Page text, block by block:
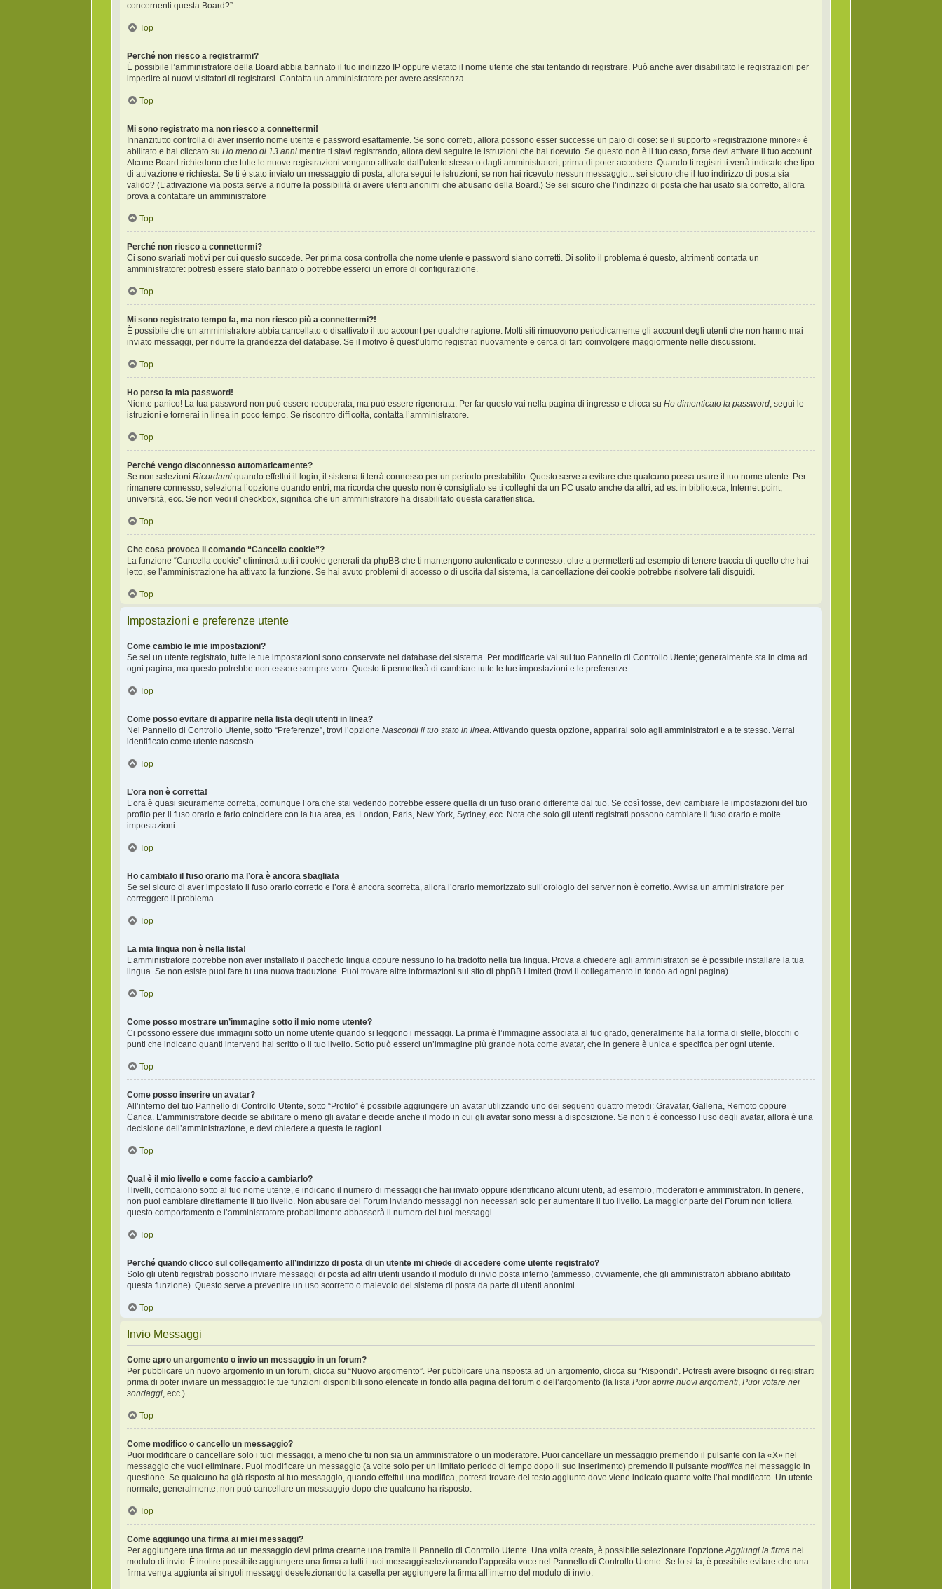
concernenti questa Board?”.
Top
Perché non riesco a registrarmi?
È possibile l’amministratore della Board abbia bannato il tuo indirizzo IP oppure vietato il nome utente che stai tentando di registrare. Può anche aver disabilitato le registrazioni per
impedire ai nuovi visitatori di registrarsi. Contatta un amministratore per avere assistenza.
Top
Mi sono registrato ma non riesco a connettermi!
Innanzitutto controlla di aver inserito nome utente e password esattamente. Se sono corretti, allora possono esser successe un paio di cose: se il supporto «registrazione minore» è
abilitato e hai cliccato su Ho meno di 13 anni mentre ti stavi registrando, allora devi seguire le istruzioni che hai ricevuto. Se questo non è il tuo caso, forse devi attivare il tuo account.
Alcune Board richiedono che tutte le nuove registrazioni vengano attivate dall’utente stesso o dagli amministratori, prima di poter accedere. Quando ti registri ti verrà indicato che tipo
di attivazione è richiesta. Se ti è stato inviato un messaggio di posta, allora segui le istruzioni; se non hai ricevuto nessun messaggio... sei sicuro che il tuo indirizzo di posta sia
valido? (L’attivazione via posta serve a ridurre la possibilità di avere utenti anonimi che abusano della Board.) Se sei sicuro che l’indirizzo di posta che hai usato sia corretto, allora
prova a contattare un amministratore
Top
Perché non riesco a connettermi?
Ci sono svariati motivi per cui questo succede. Per prima cosa controlla che nome utente e password siano corretti. Di solito il problema è questo, altrimenti contatta un
amministratore: potresti essere stato bannato o potrebbe esserci un errore di configurazione.
Top
Mi sono registrato tempo fa, ma non riesco più a connettermi?!
È possibile che un amministratore abbia cancellato o disattivato il tuo account per qualche ragione. Molti siti rimuovono periodicamente gli account degli utenti che non hanno mai
inviato messaggi, per ridurre la grandezza del database. Se il motivo è quest’ultimo registrati nuovamente e cerca di farti coinvolgere maggiormente nelle discussioni.
Top
Ho perso la mia password!
Niente panico! La tua password non può essere recuperata, ma può essere rigenerata. Per far questo vai nella pagina di ingresso e clicca su Ho dimenticato la password, segui le
istruzioni e tornerai in linea in poco tempo. Se riscontro difficoltà, contatta l’amministratore.
Top
Perché vengo disconnesso automaticamente?
Se non selezioni Ricordami quando effettui il login, il sistema ti terrà connesso per un periodo prestabilito. Questo serve a evitare che qualcuno possa usare il tuo nome utente. Per
rimanere connesso, seleziona l’opzione quando entri, ma ricorda che questo non è consigliato se ti colleghi da un PC usato anche da altri, ad es. in biblioteca, Internet point,
università, ecc. Se non vedi il checkbox, significa che un amministratore ha disabilitato questa caratteristica.
Top
Che cosa provoca il comando “Cancella cookie”?
La funzione “Cancella cookie” eliminerà tutti i cookie generati da phpBB che ti mantengono autenticato e connesso, oltre a permetterti ad esempio di tenere traccia di quello che hai
letto, se l’amministrazione ha attivato la funzione. Se hai avuto problemi di accesso o di uscita dal sistema, la cancellazione dei cookie potrebbe risolvere tali disguidi.
Top
Impostazioni e preferenze utente
Come cambio le mie impostazioni?
Se sei un utente registrato, tutte le tue impostazioni sono conservate nel database del sistema. Per modificarle vai sul tuo Pannello di Controllo Utente; generalmente sta in cima ad
ogni pagina, ma questo potrebbe non essere sempre vero. Questo ti permetterà di cambiare tutte le tue impostazioni e le preferenze.
Top
Come posso evitare di apparire nella lista degli utenti in linea?
Nel Pannello di Controllo Utente, sotto “Preferenze”, trovi l’opzione Nascondi il tuo stato in linea. Attivando questa opzione, apparirai solo agli amministratori e a te stesso. Verrai
identificato come utente nascosto.
Top
L’ora non è corretta!
L’ora è quasi sicuramente corretta, comunque l’ora che stai vedendo potrebbe essere quella di un fuso orario differente dal tuo. Se così fosse, devi cambiare le impostazioni del tuo
profilo per il fuso orario e farlo coincidere con la tua area, es. London, Paris, New York, Sydney, ecc. Nota che solo gli utenti registrati possono cambiare il fuso orario e molte
impostazioni.
Top
Ho cambiato il fuso orario ma l’ora è ancora sbagliata
Se sei sicuro di aver impostato il fuso orario corretto e l’ora è ancora scorretta, allora l’orario memorizzato sull’orologio del server non è corretto. Avvisa un amministratore per
correggere il problema.
Top
La mia lingua non è nella lista!
L’amministratore potrebbe non aver installato il pacchetto lingua oppure nessuno lo ha tradotto nella tua lingua. Prova a chiedere agli amministratori se è possibile installare la tua
lingua. Se non esiste puoi fare tu una nuova traduzione. Puoi trovare altre informazioni sul sito di phpBB Limited (trovi il collegamento in fondo ad ogni pagina).
Top
Come posso mostrare un’immagine sotto il mio nome utente?
Ci possono essere due immagini sotto un nome utente quando si leggono i messaggi. La prima è l’immagine associata al tuo grado, generalmente ha la forma di stelle, blocchi o
punti che indicano quanti interventi hai scritto o il tuo livello. Sotto può esserci un’immagine più grande nota come avatar, che in genere è unica e specifica per ogni utente.
Top
Come posso inserire un avatar?
All’interno del tuo Pannello di Controllo Utente, sotto “Profilo” è possibile aggiungere un avatar utilizzando uno dei seguenti quattro metodi: Gravatar, Galleria, Remoto oppure
Carica. L’amministratore decide se abilitare o meno gli avatar e decide anche il modo in cui gli avatar sono messi a disposizione. Se non ti è concesso l’uso degli avatar, allora è una
decisione dell’amministrazione, e devi chiedere a questa le ragioni.
Top
Qual è il mio livello e come faccio a cambiarlo?
I livelli, compaiono sotto al tuo nome utente, e indicano il numero di messaggi che hai inviato oppure identificano alcuni utenti, ad esempio, moderatori e amministratori. In genere,
non puoi cambiare direttamente il tuo livello. Non abusare del Forum inviando messaggi non necessari solo per aumentare il tuo livello. La maggior parte dei Forum non tollera
questo comportamento e l’amministratore probabilmente abbasserà il numero dei tuoi messaggi.
Top
Perché quando clicco sul collegamento all’indirizzo di posta di un utente mi chiede di accedere come utente registrato?
Solo gli utenti registrati possono inviare messaggi di posta ad altri utenti usando il modulo di invio posta interno (ammesso, ovviamente, che gli amministratori abbiano abilitato
questa funzione). Questo serve a prevenire un uso scorretto o malevolo del sistema di posta da parte di utenti anonimi
Top
Invio Messaggi
Come apro un argomento o invio un messaggio in un forum?
Per pubblicare un nuovo argomento in un forum, clicca su “Nuovo argomento”. Per pubblicare una risposta ad un argomento, clicca su “Rispondi”. Potresti avere bisogno di registrarti
prima di poter inviare un messaggio: le tue funzioni disponibili sono elencate in fondo alla pagina del forum o dell’argomento (la lista Puoi aprire nuovi argomenti, Puoi votare nei
sondaggi, ecc.).
Top
Come modifico o cancello un messaggio?
Puoi modificare o cancellare solo i tuoi messaggi, a meno che tu non sia un amministratore o un moderatore. Puoi cancellare un messaggio premendo il pulsante con la «X» nel
messaggio che vuoi eliminare. Puoi modificare un messaggio (a volte solo per un limitato periodo di tempo dopo il suo inserimento) premendo il pulsante modifica nel messaggio in
questione. Se qualcuno ha già risposto al tuo messaggio, quando effettui una modifica, potresti trovare del testo aggiunto dove viene indicato quante volte l’hai modificato. Un utente
normale, generalmente, non può cancellare un messaggio dopo che qualcuno ha risposto.
Top
Come aggiungo una firma ai miei messaggi?
Per aggiungere una firma ad un messaggio devi prima crearne una tramite il Pannello di Controllo Utente. Una volta creata, è possibile selezionare l’opzioneAggiungi la firma nel
modulo di invio. È inoltre possibile aggiungere una firma a tutti i tuoi messaggi selezionando l’apposita voce nel Pannello di Controllo Utente. Se lo si fa, è possibile evitare che una
firma venga aggiunta ai singoli messaggi deselezionando la casella per aggiungere la firma all’interno del modulo di invio.